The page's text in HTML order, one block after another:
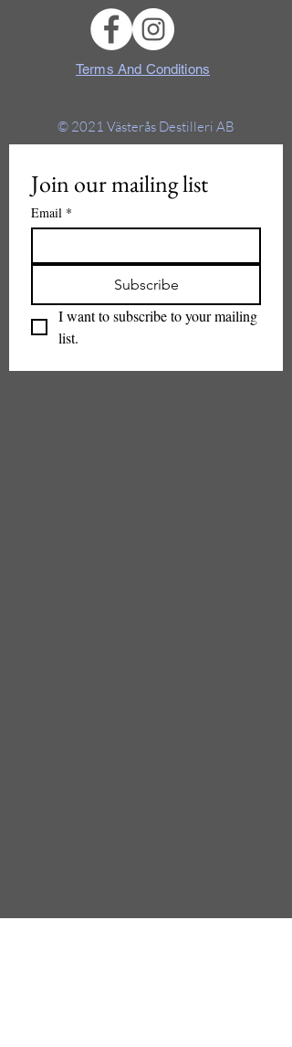
Terms And Conditions
© 2021 Västerås Destilleri AB
Join our mailing list
Email *
Subscribe
I want to subscribe to your mailing
list.